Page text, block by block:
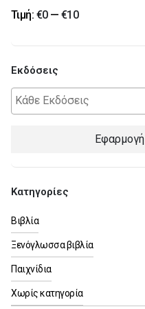
Ελάχιστη
τιμή
Μέγιστη
τιμή
Τιμή: €0— €10
Εκδόσεις
Εφαρμογή
Κατηγορίες
Βιβλία
Ξενόγλωσσα βιβλία
Παιχνίδια
Χωρίς κατηγορία